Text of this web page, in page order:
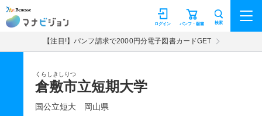
マナビジョン パンフ・願書
ログイン 検索
【注目!】パンフ請求で2000円分電子図書カードGET
くらしきしりつ
倉敷市立短期大学
国公立短大 岡山県